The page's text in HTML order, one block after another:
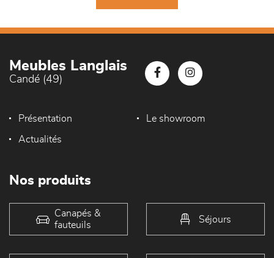
Meubles Langlais
Candé (49)
Présentation Le showroom
Actualités
Nos produits
Canapés &
fauteuils
Séjours